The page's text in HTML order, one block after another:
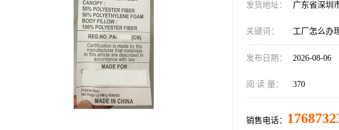
发货地址： 广东省深圳
关键词： 工厂怎么办
发布日期： 2026-08-06
阅 读 量： 370
销售电话：